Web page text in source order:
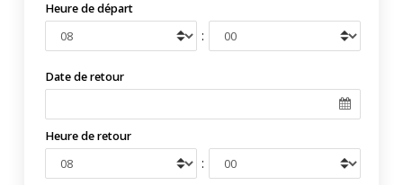
Heure de départ
:
Date de retour
Heure de retour
: